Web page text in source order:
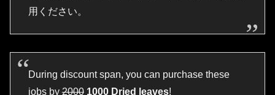
用ください。
During discount span, you can purchase these
jobs by2000 1000 Dried leaves!